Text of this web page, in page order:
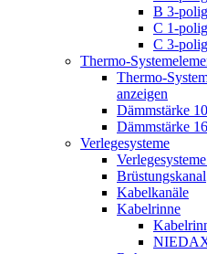
B 3-polig
C 1-polig
C 3-polig
Thermo-
Thermo-
anzeigen
Dämmstärke
Dämmstärke
Verlegesysteme
Brüstungskanal
Kabelkanäle
Kabelrinne